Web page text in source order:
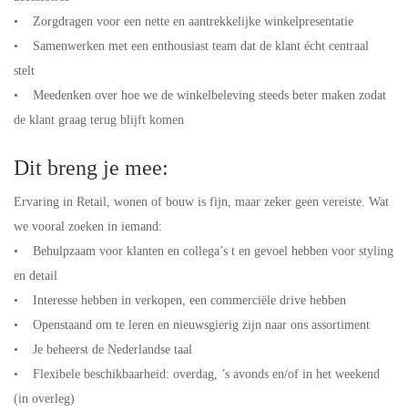
• Zorgdragen voor een nette en aantrekkelijke winkelpresentatie
• Samenwerken met een enthousiast team dat de klant écht centraal
stelt
• Meedenken over hoe we de winkelbeleving steeds beter maken zodat
de klant graag terug blijft komen
Dit breng je mee:
Ervaring in Retail, wonen of bouw is fijn, maar zeker geen vereiste. Wat
we vooral zoeken in iemand:
• Behulpzaam voor klanten en collega’s t en gevoel hebben voor styling
en detail
• Interesse hebben in verkopen, een commerciële drive hebben
• Openstaand om te leren en nieuwsgierig zijn naar ons assortiment
• Je beheerst de Nederlandse taal
• Flexibele beschikbaarheid: overdag, ’s avonds en/of in het weekend
(in overleg)